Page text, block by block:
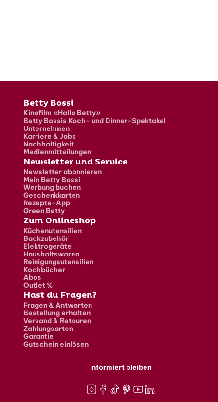
Fusszeile
Betty Bossi
Kinofilm «Hallo Betty»
Betty Bossis Koch- und Dinner-Spektakel
Unternehmen
Karriere & Jobs
Nachhaltigkeit
Medienmitteilungen
Newsletter und Service
Newsletter abonnieren
Mein Betty Bossi
Werbung buchen
Geschenkkarten
Rezepte-App
Green Betty
Zum Onlineshop
Küchenutensilien
Backzubehör
Elektrogeräte
Haushaltswaren
Reinigungsutensilien
Kochbücher
Abos
Outlet %
Hast du Fragen?
Fragen & Antworten
Bestellung erhalten
Versand & Retouren
Zahlungsarten
Garantie
Gutschein einlösen
Informiert bleiben